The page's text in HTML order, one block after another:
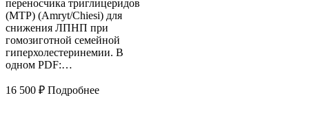
переносчика триглицеридов
(MTP) (Amryt/Chiesi) для
снижения ЛПНП при
гомозиготной семейной
гиперхолестеринемии. В
одном PDF:…
16 500 ₽ Подробнее